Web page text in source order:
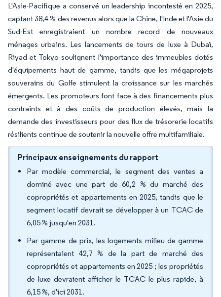
L'Asie-Pacifique a conservé un leadership incontesté en 2025,
captant 38,4 % des revenus alors que la Chine, l'Inde et l'Asie du
Sud-Est enregistraient un nombre record de nouveaux
ménages urbains. Les lancements de tours de luxe à Dubaï,
Riyad et Tokyo soulignent l'importance des immeubles dotés
d'équipements haut de gamme, tandis que les mégaprojets
souverains du Golfe stimulent la croissance sur les marchés
émergents. Les promoteurs font face à des financements plus
contraints et à des coûts de production élevés, mais la
demande des investisseurs pour des flux de trésorerie locatifs
résilients continue de soutenir la nouvelle offre multifamiliale.
Principaux enseignements du rapport
Par modèle commercial, le segment des ventes a
dominé avec une part de 60,2 % du marché des
copropriétés et appartements en 2025, tandis que le
segment locatif devrait se développer à un TCAC de
6,05 % jusqu'en 2031.
Par gamme de prix, les logements milieu de gamme
représentaient 42,7 % de la part de marché des
copropriétés et appartements en 2025 ; les propriétés
de luxe devraient afficher le TCAC le plus rapide, à
6,15 %, d'ici 2031.